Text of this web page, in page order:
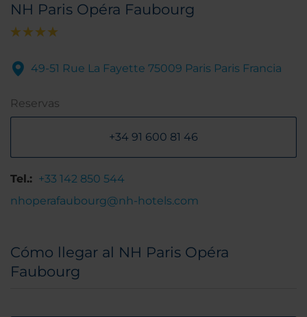
NH Paris Opéra Faubourg
49-51 Rue La Fayette 75009 Paris Paris Francia
Reservas
+34 91 600 81 46
Tel.: +33 142 850 544
nhoperafaubourg@nh-hotels.com
Cómo llegar al NH Paris Opéra
Faubourg